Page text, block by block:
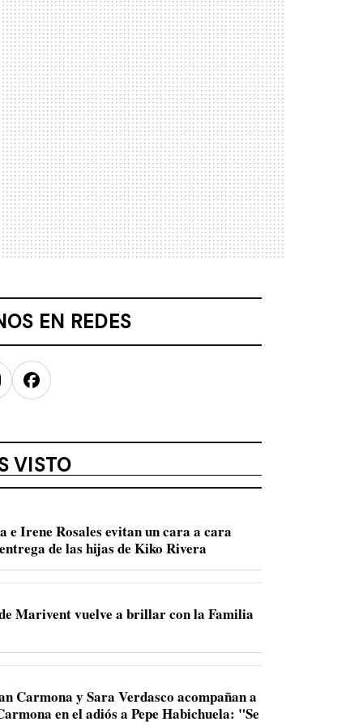
EN REDES
Facebook
VISTO
e Irene Rosales evitan un cara a cara
de las hijas de Kiko Rivera
Marivent vuelve a brillar con la Familia
Carmona y Sara Verdasco acompañan a
en el adiós a Pepe Habichuela: "Se